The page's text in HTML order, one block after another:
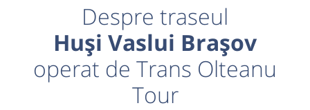
Despre traseul
Huși Vaslui Brașov
operat de Trans Olteanu
Tour